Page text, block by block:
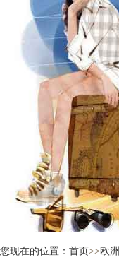
您现在的位置： 首页>>欧